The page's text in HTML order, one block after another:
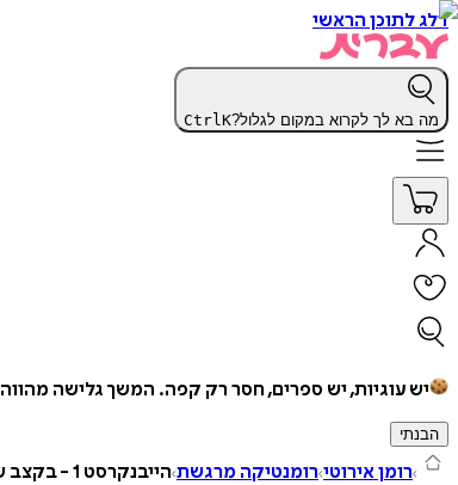
דלג לתוכן הראשי
מה בא לך לקרוא במקום לגלול? CtrlK
יש עוגיות, יש ספרים, חסר רק קפה. המשך גלישה מהווה
הבנתי
רומן אירוטי רומנטיקה מרגשת הייבנקרסט 1 - בקצב שלנו